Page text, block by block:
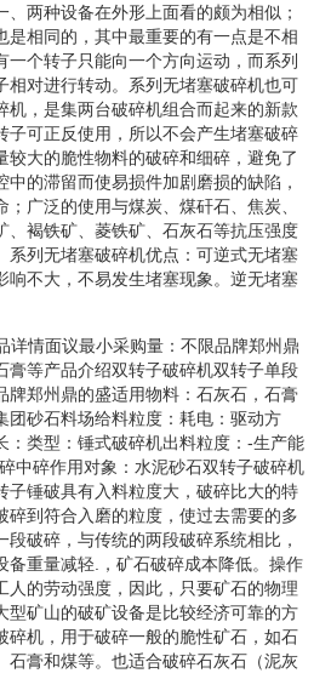
两种设备在外形上面看的颇为相似；
是相同的，其中最重要的有一点是不相
一个转子只能向一个方向运动，而系列
相对进行转动。系列无堵塞破碎机也可
机，是集两台破碎机组合而起来的新款
子可正反使用，所以不会产生堵塞破碎
较大的脆性物料的破碎和细碎，避免了
的滞留而使易损件加剧磨损的缺陷，
广泛的使用与煤炭、煤矸石、焦炭、
、褐铁矿、菱铁矿、石灰石等抗压强度
系列无堵塞破碎机优点：可逆式无堵塞
响不大，不易发生堵塞现象。逆无堵塞
详情面议最小采购量：不限品牌郑州鼎
膏等产品介绍双转子破碎机双转子单段
牌郑州鼎的盛适用物料：石灰石，石膏
团砂石料场给料粒度：耗电：驱动方
：类型：锤式破碎机出料粒度：-生产能
中碎作用对象：水泥砂石双转子破碎机
子锤破具有入料粒度大，破碎比大的特
碎到符合入磨的粒度，使过去需要的多
破碎，与传统的两段破碎系统相比，
备重量减轻.，矿石破碎成本降低。操作
人的劳动强度，因此，只要矿石的物理
型矿山的破矿设备是比较经济可靠的方
碎机，用于破碎一般的脆性矿石，如石
石膏和煤等。也适合破碎石灰石（泥灰